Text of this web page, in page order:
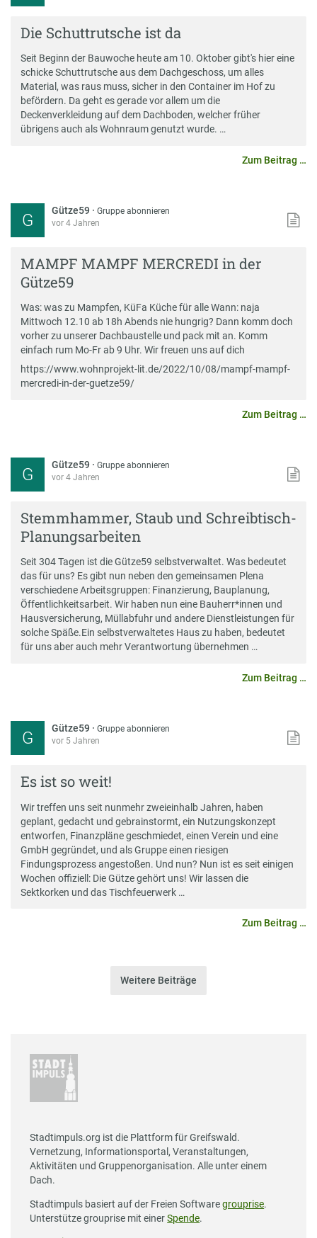
Die Schuttrutsche ist da
Seit Beginn der Bauwoche heute am 10. Oktober gibt's hier eine
schicke Schuttrutsche aus dem Dachgeschoss, um alles
Material, was raus muss, sicher in den Container im Hof zu
befördern. Da geht es gerade vor allem um die
Deckenverkleidung auf dem Dachboden, welcher früher
übrigens auch als Wohnraum genutzt wurde. …
Zum Beitrag …
G Gütze59 ·Gruppe abonnieren
vor 4 Jahren
MAMPF MAMPF MERCREDI in der
Gütze59
Was: was zu Mampfen, KüFa Küche für alle Wann: naja
Mittwoch 12.10 ab 18h Abends nie hungrig? Dann komm doch
vorher zu unserer Dachbaustelle und pack mit an. Komm
einfach rum Mo-Fr ab 9 Uhr. Wir freuen uns auf dich
https://www.wohnprojekt-lit.de/2022/10/08/mampf-mampf-
mercredi-in-der-guetze59/
Zum Beitrag …
G Gütze59 ·Gruppe abonnieren
vor 4 Jahren
Stemmhammer, Staub und Schreibtisch-
Planungsarbeiten
Seit 304 Tagen ist die Gütze59 selbstverwaltet. Was bedeutet
das für uns? Es gibt nun neben den gemeinsamen Plena
verschiedene Arbeitsgruppen: Finanzierung, Bauplanung,
Öffentlichkeitsarbeit. Wir haben nun eine Bauherr*innen und
Hausversicherung, Müllabfuhr und andere Dienstleistungen für
solche Späße.Ein selbstverwaltetes Haus zu haben, bedeutet
für uns aber auch mehr Verantwortung übernehmen …
Zum Beitrag …
G Gütze59 ·Gruppe abonnieren
vor 5 Jahren
Es ist so weit!
Wir treffen uns seit nunmehr zweieinhalb Jahren, haben
geplant, gedacht und gebrainstormt, ein Nutzungskonzept
entworfen, Finanzpläne geschmiedet, einen Verein und eine
GmbH gegründet, und als Gruppe einen riesigen
Findungsprozess angestoßen. Und nun? Nun ist es seit einigen
Wochen offiziell: Die Gütze gehört uns! Wir lassen die
Sektkorken und das Tischfeuerwerk …
Zum Beitrag …
Weitere Beiträge
Stadtimpuls.org ist die Plattform für Greifswald.
Vernetzung, Informationsportal, Veranstaltungen,
Aktivitäten und Gruppenorganisation. Alle unter einem
Dach.
Stadtimpuls basiert auf der Freien Softwaregrouprise.
Unterstütze grouprise mit einerSpende.